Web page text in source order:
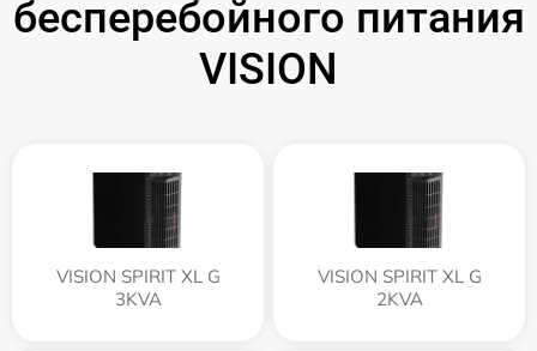
бесперебойного питания
VISION
VISION SPIRIT XL G
3KVA
VISION SPIRIT XL G
2KVA